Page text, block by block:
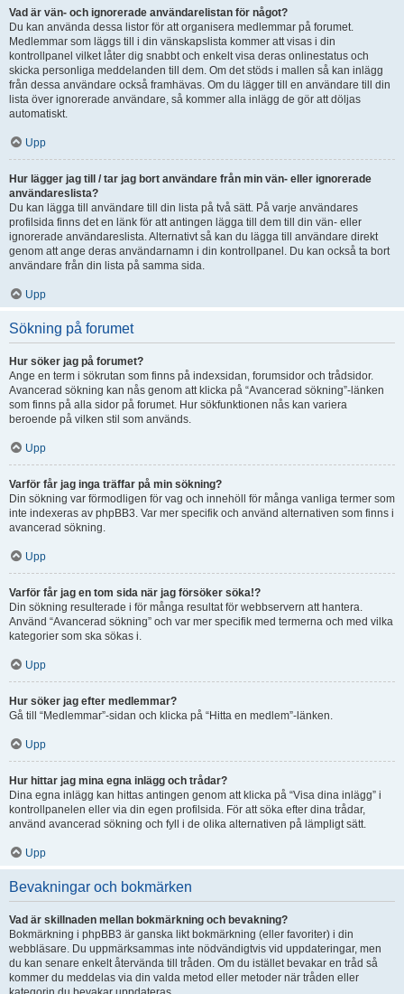
Vad är vän- och ignorerade användarelistan för något?
Du kan använda dessa listor för att organisera medlemmar på forumet.
Medlemmar som läggs till i din vänskapslista kommer att visas i din
kontrollpanel vilket låter dig snabbt och enkelt visa deras onlinestatus och
skicka personliga meddelanden till dem. Om det stöds i mallen så kan inlägg
från dessa användare också framhävas. Om du lägger till en användare till din
lista över ignorerade användare, så kommer alla inlägg de gör att döljas
automatiskt.
Upp
Hur lägger jag till / tar jag bort användare från min vän- eller ignorerade
användareslista?
Du kan lägga till användare till din lista på två sätt. På varje användares
profilsida finns det en länk för att antingen lägga till dem till din vän- eller
ignorerade användareslista. Alternativt så kan du lägga till användare direkt
genom att ange deras användarnamn i din kontrollpanel. Du kan också ta bort
användare från din lista på samma sida.
Upp
Sökning på forumet
Hur söker jag på forumet?
Ange en term i sökrutan som finns på indexsidan, forumsidor och trådsidor.
Avancerad sökning kan nås genom att klicka på “Avancerad sökning”-länken
som finns på alla sidor på forumet. Hur sökfunktionen nås kan variera
beroende på vilken stil som används.
Upp
Varför får jag inga träffar på min sökning?
Din sökning var förmodligen för vag och innehöll för många vanliga termer som
inte indexeras av phpBB3. Var mer specifik och använd alternativen som finns i
avancerad sökning.
Upp
Varför får jag en tom sida när jag försöker söka!?
Din sökning resulterade i för många resultat för webbservern att hantera.
Använd “Avancerad sökning” och var mer specifik med termerna och med vilka
kategorier som ska sökas i.
Upp
Hur söker jag efter medlemmar?
Gå till “Medlemmar”-sidan och klicka på “Hitta en medlem”-länken.
Upp
Hur hittar jag mina egna inlägg och trådar?
Dina egna inlägg kan hittas antingen genom att klicka på “Visa dina inlägg” i
kontrollpanelen eller via din egen profilsida. För att söka efter dina trådar,
använd avancerad sökning och fyll i de olika alternativen på lämpligt sätt.
Upp
Bevakningar och bokmärken
Vad är skillnaden mellan bokmärkning och bevakning?
Bokmärkning i phpBB3 är ganska likt bokmärkning (eller favoriter) i din
webbläsare. Du uppmärksammas inte nödvändigtvis vid uppdateringar, men
du kan senare enkelt återvända till tråden. Om du istället bevakar en tråd så
kommer du meddelas via din valda metod eller metoder när tråden eller